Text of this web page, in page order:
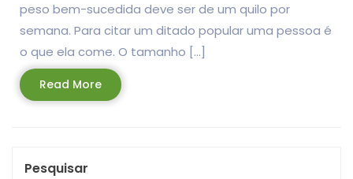
peso bem-sucedida deve ser de um quilo por
semana. Para citar um ditado popular uma pessoa é
o que ela come. O tamanho […]
Read MoreRead
More
Pesquisar